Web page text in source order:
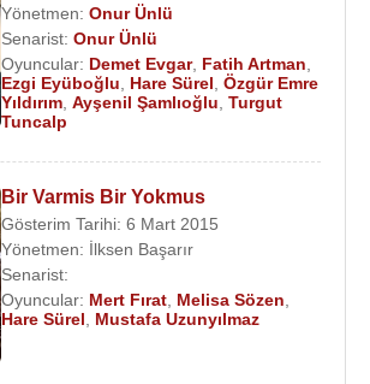
Yönetmen: Onur Ünlü
Senarist: Onur Ünlü
Oyuncular: Demet Evgar, Fatih Artman
Ezgi Eyüboğlu
Hare Sürel Özgür Emre
Yıldırım Ayşenil Şamlıoğlu Turgut
Tuncalp
Bir Varmis Bir Yokmus
Gösterim Tarihi: 6 Mart 2015
Yönetmen: İlksen Başarır
Senarist:
Oyuncular: Mert Fırat Melisa Sözen
Hare Sürel
Mustafa Uzunyılmaz